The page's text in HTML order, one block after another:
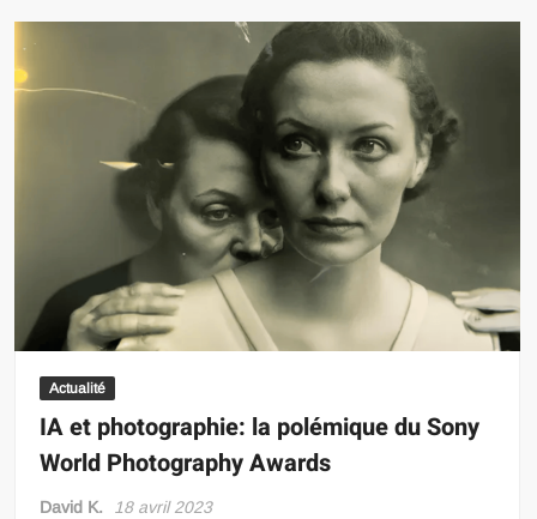
Actualité
IA et photographie: la polémique du Sony
World Photography Awards
David K. 18 avril 2023